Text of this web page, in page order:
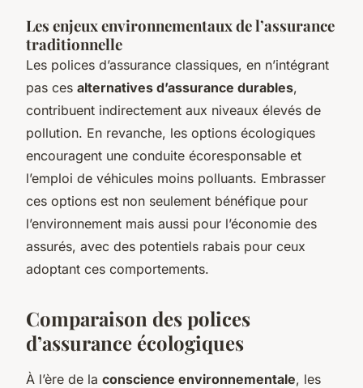
Les enjeux environnementaux de l’assurance
traditionnelle
Les polices d’assurance classiques, en n’intégrant
pas ces alternatives d’assurance durables,
contribuent indirectement aux niveaux élevés de
pollution. En revanche, les options écologiques
encouragent une conduite écoresponsable et
l’emploi de véhicules moins polluants. Embrasser
ces options est non seulement bénéfique pour
l’environnement mais aussi pour l’économie des
assurés, avec des potentiels rabais pour ceux
adoptant ces comportements.
Comparaison des polices
d’assurance écologiques
À l’ère de la conscience environnementale, les